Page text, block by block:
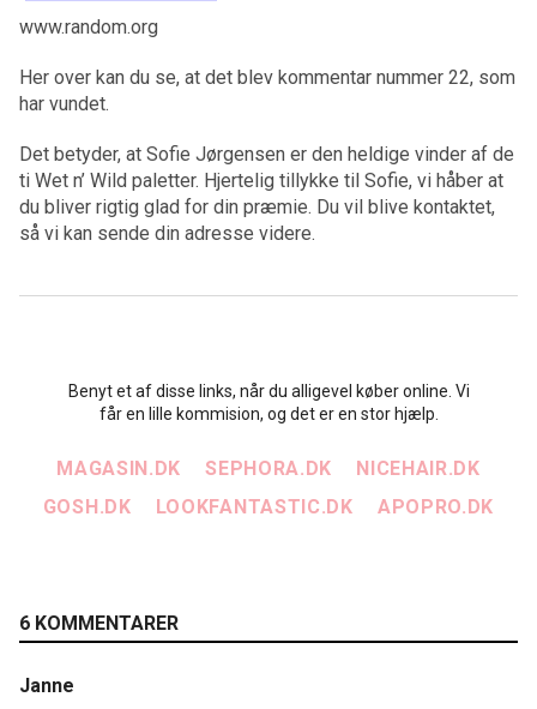
www.random.org
Her over kan du se, at det blev kommentar nummer 22, som
har vundet.
Det betyder, at Sofie Jørgensen er den heldige vinder af de
ti Wet n’ Wild paletter. Hjertelig tillykke til Sofie, vi håber at
du bliver rigtig glad for din præmie. Du vil blive kontaktet,
så vi kan sende din adresse videre.
Benyt et af disse links, når du alligevel køber online. Vi
får en lille kommision, og det er en stor hjælp.
MAGASIN.DK SEPHORA.DK
NICEHAIR.DK
GOSH.DK
LOOKFANTASTIC.DK APOPRO.DK
6 KOMMENTARER
Janne